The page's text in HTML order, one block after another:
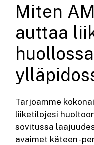
Miten
auttaa
Tarjoamme
liiketilojesi
sovitussa
avaimet käteen -